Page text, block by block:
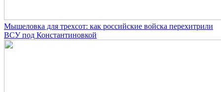
Мышеловка для трехсот: как российские войска перехитрили
ВСУ под Константиновкой